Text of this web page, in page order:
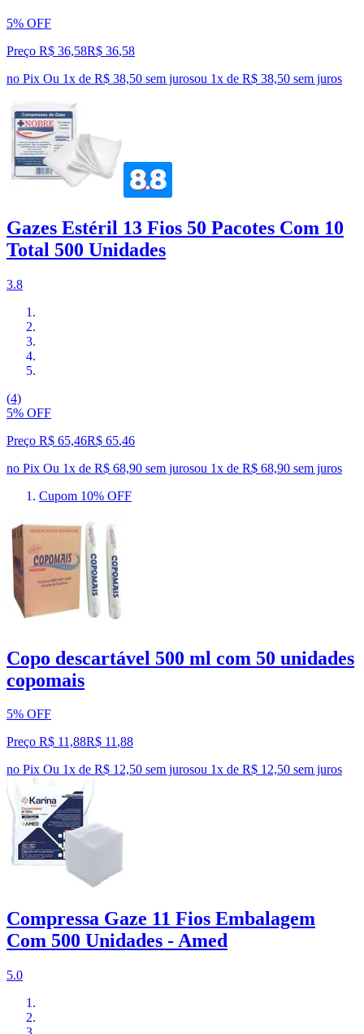
5% OFF
Preço R$ 36,58R$ 36,58
no Pix Ou 1x de R$ 38,50 sem jurosou 1x de R$ 38,50 sem juros
Gazes Estéril 13 Fios 50 Pacotes Com 10
Total 500 Unidades
3.8
(4)
5% OFF
Preço R$ 65,46R$ 65,46
no Pix Ou 1x de R$ 68,90 sem jurosou 1x de R$ 68,90 sem juros
Cupom 10% OFF
Copo descartável 500 ml com 50 unidades
copomais
5% OFF
Preço R$ 11,88R$ 11,88
no Pix Ou 1x de R$ 12,50 sem jurosou 1x de R$ 12,50 sem juros
Compressa Gaze 11 Fios Embalagem
Com 500 Unidades - Amed
5.0